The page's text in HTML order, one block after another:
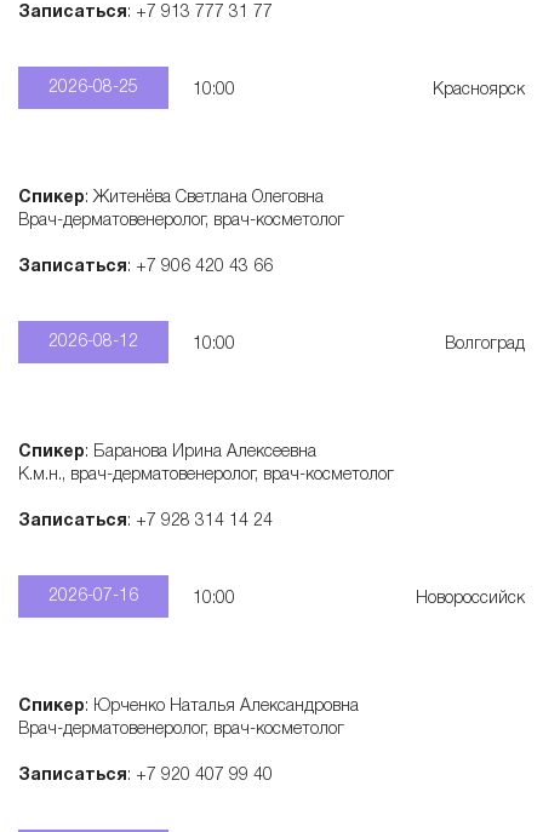
т
е
м
а
о
с
м
т
о
Записаться: +7 913 777 31 77
2026-08-25 10:00 Красноярск
Спикер: Житенёва Светлана Олеговна
Врач-дерматовенеролог, врач-косметолог
Записаться: +7 906 420 43 66
2026-08-12 10:00 Волгоград
Спикер: Баранова Ирина Алексеевна
К.м.н., врач-дерматовенеролог, врач-косметолог
Записаться: +7 928 314 14 24
2026-07-16 10:00 Новороссийск
Спикер: Юрченко Наталья Александровна
Врач-дерматовенеролог, врач-косметолог
Записаться: +7 920 407 99 40